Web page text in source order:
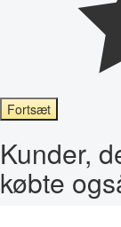
Fortsæt
Kunder,
købte